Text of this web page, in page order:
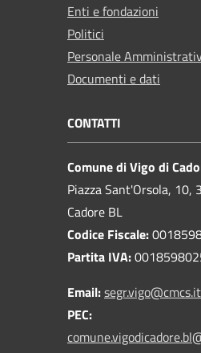
Enti e fondazioni
Politici
Personale
Documenti e dati
CONTATTI
Comune di Vigo di
Piazza Sant'Orsola, 10,
Cadore BL
Codice Fiscale:
Partita IVA:
Email:segr.vigo@cmcs.it
PEC: